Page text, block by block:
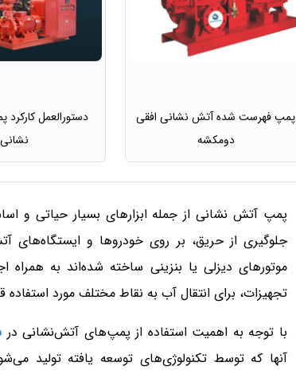
پمپ فهرست شده آتش نشانی افقی
دومکشه
دستورالعمل
نشانی
پمپ آتش ‌نشانی از جمله ابزارهای بسیار حیاتی و
جلوگیری از حریق، بر روی خودروها و
موتورهای دیزلی یا بنزینی ساخته شده‌اند به
تجهیزات، برای انتقال آب به نقاط مختلف مورد استفاده
با توجه به اهمیت استفاده از پمپ‌های آتش‌نشانی در
آنها که توسط تکنولوژی‌های توسعه یافته تولید